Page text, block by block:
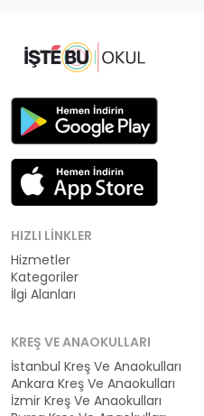
HIZLI LINKLER
Hizmetler
Kategoriler
İlgi Alanları
KREŞ VE ANAOKULLARI
İstanbul Kreş Ve Anaokulları
Ankara Kreş Ve Anaokulları
İzmir Kreş Ve Anaokulları